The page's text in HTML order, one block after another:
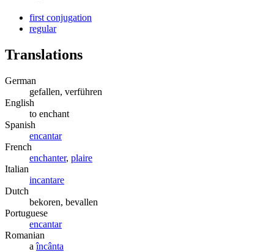
first conjugation
regular
Translations
German
gefallen, verführen
English
to enchant
Spanish
encantar
French
enchanter, plaire
Italian
incantare
Dutch
bekoren, bevallen
Portuguese
encantar
Romanian
aîncânta